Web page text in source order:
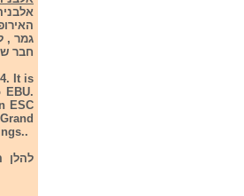
חבר
It is
ESC
להלן